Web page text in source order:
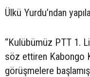
Ülkü Yurdu’ndan
“Kulübümüz PTT 1.
söz ettiren Kabongo
görüşmelere